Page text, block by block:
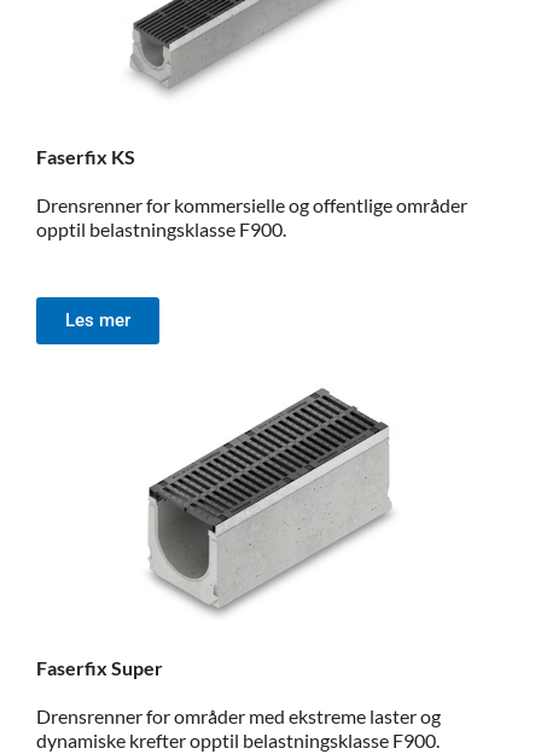
Faserfix KS
Drensrenner for kommersielle og offentlige områder
opptil belastningsklasse F900.
Les mer
Faserfix Super
Drensrenner for områder med ekstreme laster og
dynamiske krefter opptil belastningsklasse F900.